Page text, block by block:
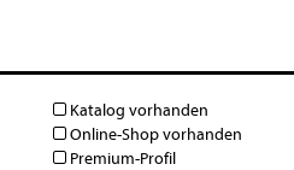
Katalog vorhanden
Online-Shop vorhanden
Premium-Profil